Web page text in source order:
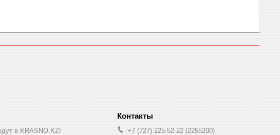
в KRASNO.KZ! +7 (727) 225-52-22 2255200